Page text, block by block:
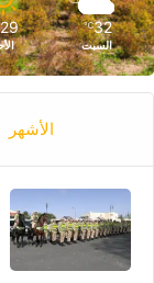
32
℃
السبت
29
الأشهر